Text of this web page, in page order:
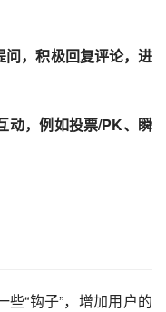
，积极回复评论，进
动，例如投票/PK、瞬
“钩子”，增加用户的